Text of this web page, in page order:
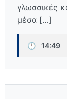
γλωσσικές
μέσα […]
🕒 14:49